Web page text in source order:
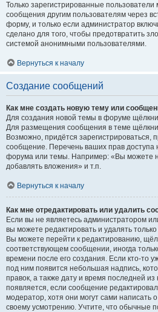
Только зарегистрированные пользователи
сообщения другим пользователям через
форму, и только если администратор
сделано для того, чтобы предотвратить
системой анонимными пользователями.
Вернуться к началу
Создание сообщений
Как мне создать новую тему или
Для создания новой темы в форуме
Для размещения сообщения в теме
Возможно, придётся зарегистрироваться,
сообщение. Перечень ваших прав доступа
форума или темы. Например: «Вы можете
добавлять вложения» и т.п.
Вернуться к началу
Как мне отредактировать или удалить
Если вы не являетесь администратором
вы можете редактировать и удалять
Вы можете перейти к редактированию,
соответствующем сообщении, иногда
времени после его создания. Если кто-то
под ним появится небольшая надпись,
правок, а также дату и время последней
появляется, если сообщение
модератор, хотя они могут сами написать
своему усмотрению. Учтите, что обычные